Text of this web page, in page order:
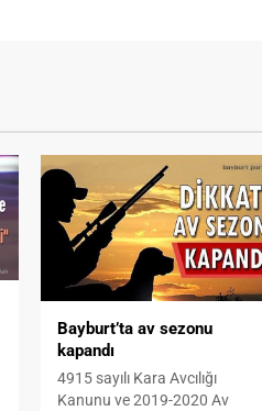
Bayburt’ta av sezonu
kapandı
4915 sayılı Kara Avcılığı
Kanunu ve 2019-2020 Av